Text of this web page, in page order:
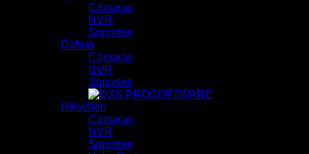
Cámaras
NVR
Soportes
Dahua
Cámaras
NVR
Soportes
SOFTWARE
Hikvision
Cámaras
NVR
Soportes